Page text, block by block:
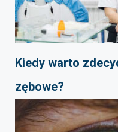
Kiedy warto
zębowe?